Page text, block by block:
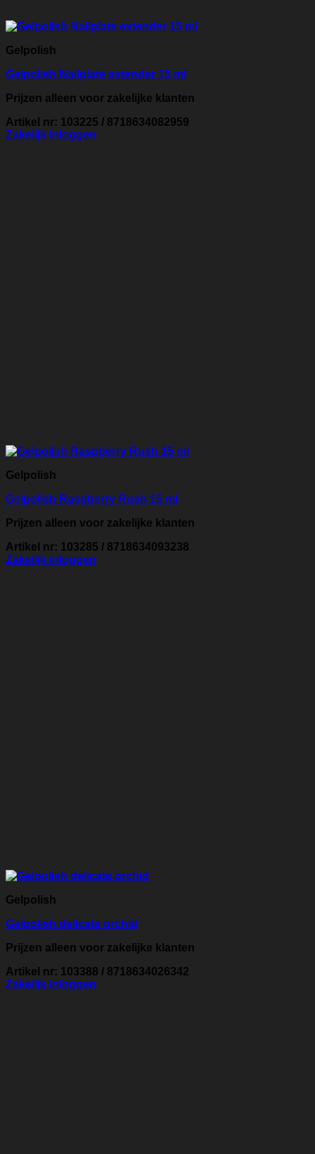
Gelpolish
Gelpolish Nailplate extender 15 ml
Prijzen alleen voor zakelijke klanten
Artikel nr: 103225 / 8718634082959
Zakelijk inloggen
Gelpolish
Gelpolish Raspberry Rush 15 ml
Prijzen alleen voor zakelijke klanten
Artikel nr: 103285 / 8718634093238
Zakelijk inloggen
Gelpolish
Gelpolish delicate orchid
Prijzen alleen voor zakelijke klanten
Artikel nr: 103388 / 8718634026342
Zakelijk inloggen